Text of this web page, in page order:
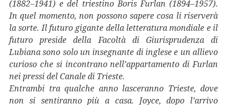
(1882–1941) e del triestino Boris Furlan (1894–1957).
In quel momento, non possono sapere cosa li riserverà
la sorte. Il futuro gigante della letteratura mondiale e il
futuro preside della Facoltà di Giurisprudenza di
Lubiana sono solo un insegnante di inglese e un allievo
curioso che si incontrano nell’appartamento di Furlan
nei pressi del Canale di Trieste.
Entrambi tra qualche anno lasceranno Trieste, dove
non si sentiranno più a casa. Joyce, dopo l’arrivo